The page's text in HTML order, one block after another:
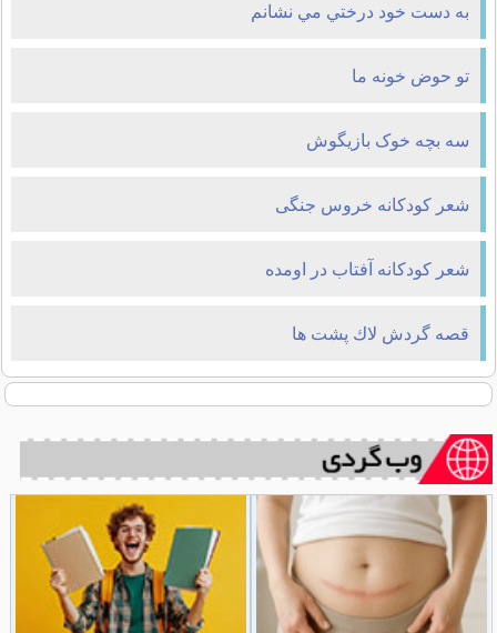
به دست خود درختي مي نشانم
تو حوض خونه ما
سه بچه خوک بازیگوش
شعر کودکانه خروس جنگی
شعر کودکانه آفتاب در اومده
قصه گردش لاك پشت ها